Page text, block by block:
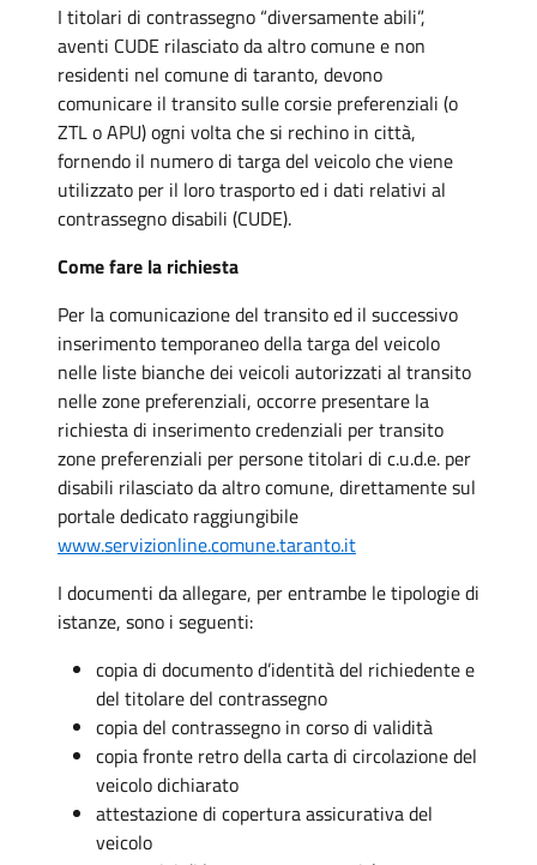
I titolari di contrassegno “diversamente abili”,
aventi CUDE rilasciato da altro comune e non
residenti nel comune di taranto, devono
comunicare il transito sulle corsie preferenziali (o
ZTL o APU) ogni volta che si rechino in città,
fornendo il numero di targa del veicolo che viene
utilizzato per il loro trasporto ed i dati relativi al
contrassegno disabili (CUDE).
Come fare la richiesta
Per la comunicazione del transito ed il successivo
inserimento temporaneo della targa del veicolo
nelle liste bianche dei veicoli autorizzati al transito
nelle zone preferenziali, occorre presentare la
richiesta di inserimento credenziali per transito
zone preferenziali per persone titolari di c.u.d.e. per
disabili rilasciato da altro comune, direttamente sul
portale dedicato raggiungibile
www.servizionline.comune.taranto.it
I documenti da allegare, per entrambe le tipologie di
istanze, sono i seguenti:
copia di documento d’identità del richiedente e
del titolare del contrassegno
copia del contrassegno in corso di validità
copia fronte retro della carta di circolazione del
veicolo dichiarato
attestazione di copertura assicurativa del
veicolo